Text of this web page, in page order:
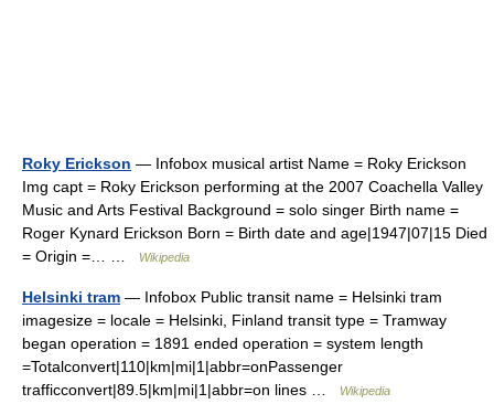
Roky Erickson — Infobox musical artist Name = Roky Erickson
Img capt = Roky Erickson performing at the 2007 Coachella Valley
Music and Arts Festival Background = solo singer Birth name =
Roger Kynard Erickson Born = Birth date and age|1947|07|15 Died
= Origin =… …
Wikipedia
Helsinki tram — Infobox Public transit name = Helsinki tram
imagesize = locale = Helsinki, Finland transit type = Tramway
began operation = 1891 ended operation = system length
=Totalconvert|110|km|mi|1|abbr=onPassenger
trafficconvert|89.5|km|mi|1|abbr=on lines …
Wikipedia